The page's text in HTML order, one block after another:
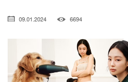
09.01.2024 6694